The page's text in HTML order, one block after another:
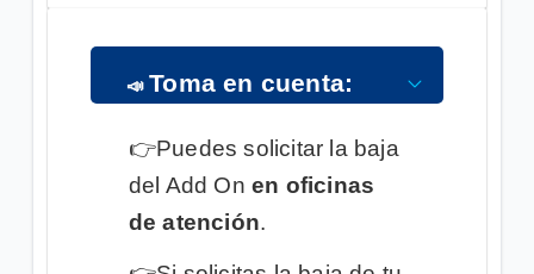
📣 Toma en cuenta:
👉Puedes solicitar la baja
del Add On en oficinas
de atención.